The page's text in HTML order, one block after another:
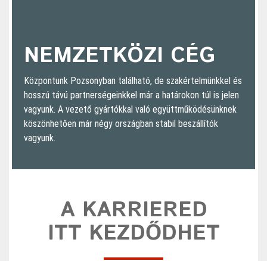
NEMZETKÖZI CÉG
Központunk Pozsonyban található, de szakértelmünkkel és
hosszú távú partnerségeinkkel már a határokon túl is jelen
vagyunk. A vezető gyártókkal való együttműködésünknek
köszönhetően már négy országban stabil beszállítók
vagyunk.
A KARRIERED
ITT KEZDŐDHET